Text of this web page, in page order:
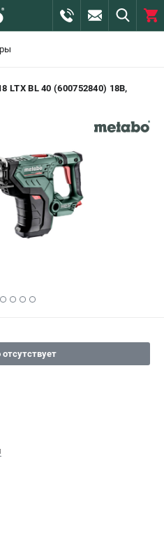
59-10-67
LTX BL 40 (600752840) 18В,